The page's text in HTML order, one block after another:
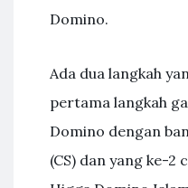
Domino.
Ada dua langkah
pertama langkah
Domino dengan
(CS) dan yang ke-2